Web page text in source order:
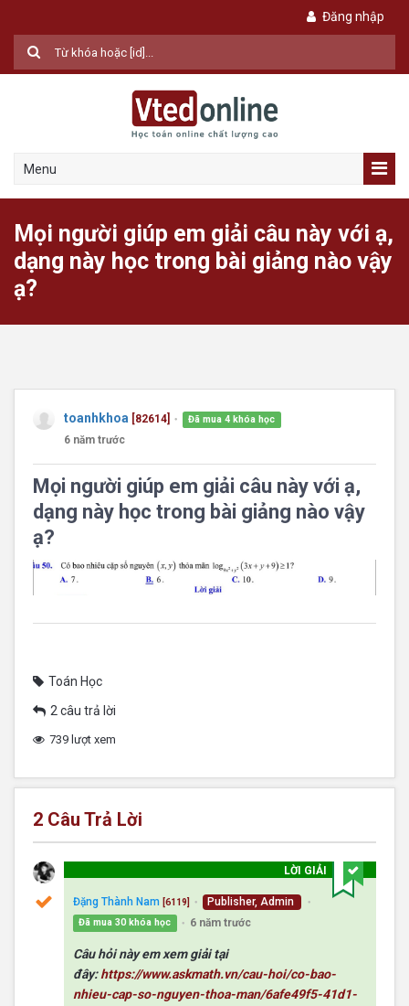
Đăng nhập
Menu
Mọi người giúp em giải câu này với ạ,
dạng này học trong bài giảng nào vậy
ạ?
toanhkhoa [82614] ● Đã mua 4 khóa học
6 năm trước
Mọi người giúp em giải câu này với ạ,
dạng này học trong bài giảng nào vậy
ạ?
Toán Học
2 câu trả lời
739 lượt xem
2 Câu Trả Lời
LỜI GIẢI
Đặng Thành Nam [6119] ● Publisher, Admin ●
Đã mua 30 khóa học ● 6 năm trước
Câu hỏi này em xem giải tại
đây:https://www.askmath.vn/cau-hoi/co-bao-
nhieu-cap-so-nguyen-thoa-man/6afe49f5-41d1-